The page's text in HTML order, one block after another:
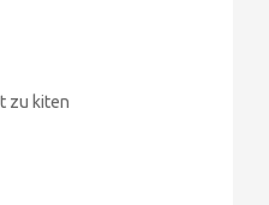
zu kiten